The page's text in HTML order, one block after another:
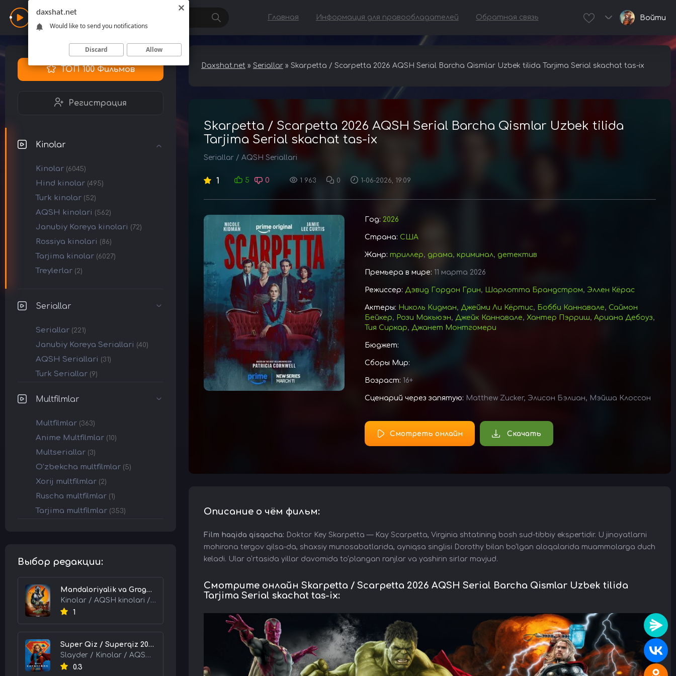
Daxshat Главная Информация для правообладателей Обратная связь Войти
ТОП 100 Фильмов
Регистрация
Kinolar
Kinolar (6045)
Hind kinolar (495)
Turk kinolar (52)
AQSH kinolari (562)
Janubiy Koreya kinolari (72)
Rossiya kinolari (86)
Tarjima kinolar (6027)
Treylerlar (2)
Seriallar
Seriallar (221)
Janubiy Koreya Seriallari (40)
AQSH Seriallari (31)
Turk Seriallar (9)
Multfilmlar
Multfilmlar (363)
Anime Multfilmlar (10)
Multseriallar (3)
O'zbekcha multfilmlar (5)
Xorij multfilmlar (2)
Ruscha multfilmlar (1)
Tarjima multfilmlar (353)
Выбор редакции:
Mandaloriyalik va Grogu 2026 HD Uzbek tilida Tarjima kino skachat tas-ix
Kinolar / AQSH kinolari / Tarjima kinolar
1
Super Qiz / Superqiz 2026 HD Uzbek tilida Tarjima kino skachat tas-ix
Slayder / Kinolar / AQSH kinolari / Tarjima kinolar
0.3
Daxshat.net » Seriallar » Skarpetta / Scarpetta 2026 AQSH Serial Barcha Qismlar Uzbek tilida Tarjima Serial skachat tas-ix
Skarpetta / Scarpetta 2026 AQSH Serial Barcha Qismlar Uzbek tilida
Tarjima Serial skachat tas-ix
Seriallar / AQSH Seriallari
1 5 0 1 963 0 1-06-2026, 19:09
Год: 2026
Страна: США
Жанр: триллер, драма, криминал, детектив
Премьера в мире: 11 марта 2026
Режиссер: Дэвид Гордон Грин, Шарлотта Брандстром, Эллен Кёрас
Актеры: Николь Кидман, Джейми Ли Кёртис, Бобби Каннавале, Саймон
Бейкер, Рози Макьюэн, Джейк Каннавале, Хантер Пэрриш, Ариана Дебоуз,
Тия Сиркар, Джанет Монтгомери
Бюджет:
Сборы Мир:
Возраст: 16+
Сценарий через запятую: Matthew Zucker, Элисон Бэлиан, Мэйша Клоссон
Смотреть онлайн Скачать
Описание о чём фильм:
Film haqida qisqacha: Doktor Key Skarpetta — Kay Scarpetta, Virginia shtatining bosh sud-tibbiy ekspertidir. U jinoyatlarni
mohirona tergov qilsa-da, shaxsiy munosabatlarida, ayniqsa singlisi Dorothy bilan bo‘lgan aloqalarida muammolarga duch
keladi. Ular o‘rtasida yillar davomida to‘plangan ranjlar va yashirin sirlar mavjud.
Смотрите онлайн Skarpetta / Scarpetta 2026 AQSH Serial Barcha Qismlar Uzbek tilida
Tarjima Serial skachat tas-ix:
daxshat.net
Would like to send you notifications
Discard Allow